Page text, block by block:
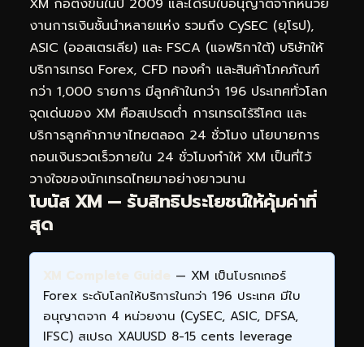
XM ก่อตั้งขึ้นในปี 2009 และได้รับใบอนุญาตจากหน่วย
งานการเงินชั้นนำหลายแห่ง รวมถึง CySEC (ยุโรป),
ASIC (ออสเตรเลีย) และ FSCA (แอฟริกาใต้) บริษัทให้
บริการเทรด Forex, CFD ทองคำ และสินค้าโภคภัณฑ์
กว่า 1,000 รายการ มีลูกค้าในกว่า 196 ประเทศทั่วโลก
จุดเด่นของ XM คือสเปรดต่ำ การเทรดไร้รีโคต และ
บริการลูกค้าภาษาไทยตลอด 24 ชั่วโมง นโยบายการ
ถอนเงินรวดเร็วภายใน 24 ชั่วโมงทำให้ XM เป็นที่ไว้
วางใจของนักเทรดไทยมาอย่างยาวนาน
โบนัส XM — รับสิทธิประโยชน์ให้คุ้มค่าที่
สุด
XM Complete Guide — XM เป็นโบรกเกอร์
Forex ระดับโลกให้บริการในกว่า 196 ประเทศ มีใบ
อนุญาตจาก 4 หน่วยงาน (CySEC, ASIC, DFSA,
IFSC) สเปรด XAUUSD 8-15 cents leverage